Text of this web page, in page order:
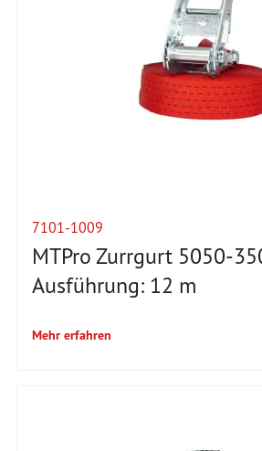
7101-1009
MTPro Zurrgurt 5050-
Ausführung: 12 m
Mehr erfahren